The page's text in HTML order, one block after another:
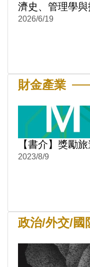
濟史、管理學
2026/6/19
財金產業
【書介】獎勵
2023/8/9
政治/外交/國